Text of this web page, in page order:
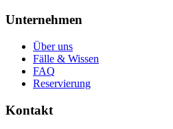
Unternehmen
Über uns
Fälle & Wissen
FAQ
Reservierung
Kontakt